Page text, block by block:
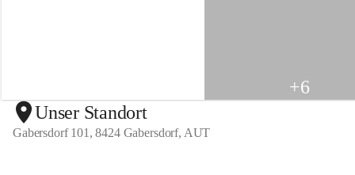
s
d
o
+6
Unser Standort
Gabersdorf 101, 8424 Gabersdorf, AUT